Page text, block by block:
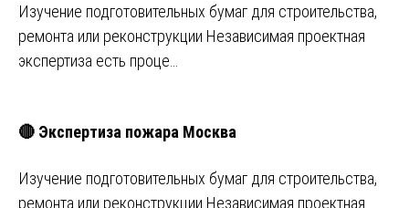
Изучение подготовительных бумаг для строительства,
ремонта или реконструкции Независимая проектная
экспертиза есть проце…
🔴 Экспертиза пожара Москва
Изучение подготовительных бумаг для строительства,
ремонта или реконструкции Независимая проектная